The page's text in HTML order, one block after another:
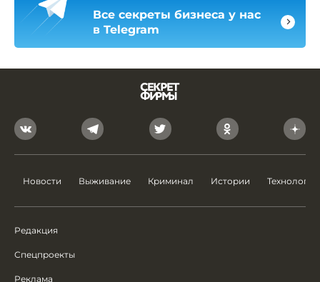
Все секреты бизнеса у нас
в Telegram
Новости Выживание Криминал Истории Технологии
Редакция
Спецпроекты
Реклама